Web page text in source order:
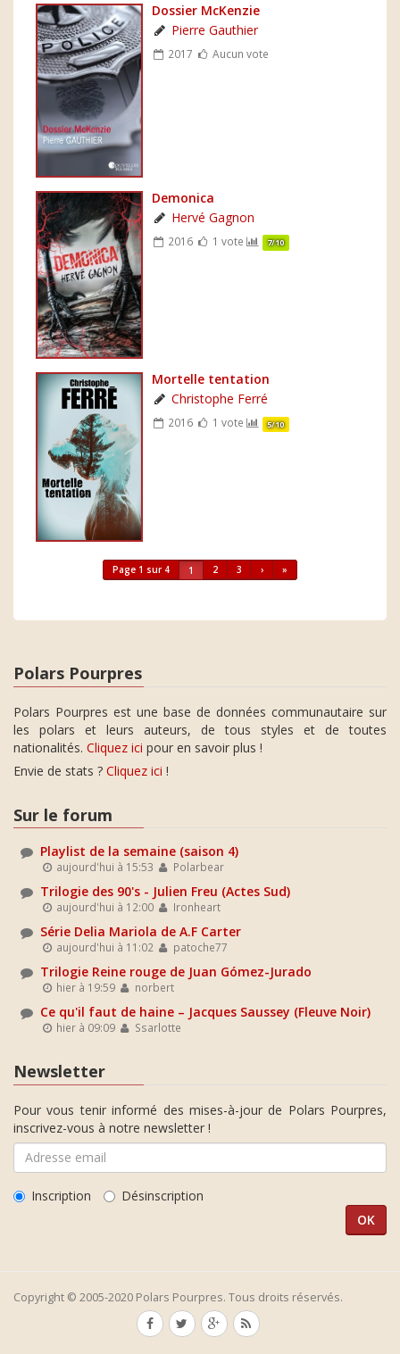
Dossier McKenzie
Pierre Gauthier
2017 Aucun vote
Demonica
Hervé Gagnon
2016 1 vote 7/10
Mortelle tentation
Christophe Ferré
2016 1 vote 5/10
Page 1 sur 4 1 2 3 › »
Polars Pourpres
Polars Pourpres est une base de données communautaire sur
les polars et leurs auteurs, de tous styles et de toutes
nationalités. Cliquez ici pour en savoir plus !
Envie de stats ? Cliquez ici !
Sur le forum
Playlist de la semaine (saison 4)
aujourd'hui à 15:53 Polarbear
Trilogie des 90's - Julien Freu (Actes Sud)
aujourd'hui à 12:00 Ironheart
Série Delia Mariola de A.F Carter
aujourd'hui à 11:02 patoche77
Trilogie Reine rouge de Juan Gómez-Jurado
hier à 19:59 norbert
Ce qu'il faut de haine – Jacques Saussey (Fleuve Noir)
hier à 09:09 Ssarlotte
Newsletter
Pour vous tenir informé des mises-à-jour de Polars Pourpres,
inscrivez-vous à notre newsletter !
Inscription Désinscription
Copyright © 2005-2020 Polars Pourpres. Tous droits réservés.